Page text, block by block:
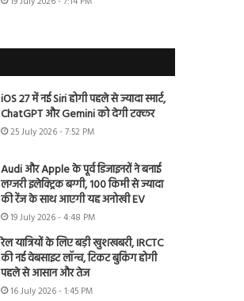
iOS 27 में नई Siri होगी पहले से ज्यादा स्मार्ट,
ChatGPT और Gemini को देगी टक्कर
25 July 2026 - 7:52 PM
Audi और Apple के पूर्व डिजाइनरों ने बनाई
लग्जरी इलेक्ट्रिक बग्गी, 100 किमी से ज्यादा
की रेंज के साथ आएगी यह अनोखी EV
19 July 2026 - 4:48 PM
रेल यात्रियों के लिए बड़ी खुशखबरी, IRCTC
की नई वेबसाइट लॉन्च, टिकट बुकिंग होगी
पहले से आसान और तेज
16 July 2026 - 1:45 PM